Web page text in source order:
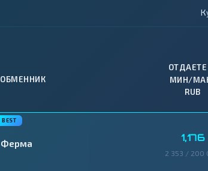
ОБМЕННИК
ОТДАЕТЕ
МИН/
RUB
Ферма 1,176
2 353 / 200